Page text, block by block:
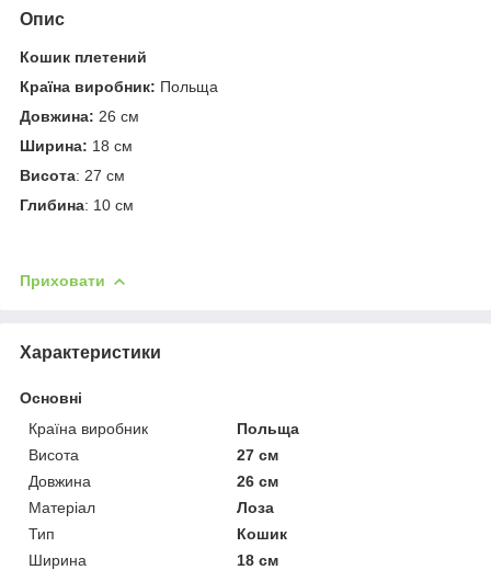
Опис
Кошик плетений
Країна виробник: Польща
Довжина: 26 см
Ширина: 18 см
Висота: 27 см
Глибина: 10 см
Приховати
Характеристики
Основні
Країна виробник
Польща
Висота
27 см
Довжина
26 см
Матеріал
Лоза
Тип
Кошик
Ширина
18 см